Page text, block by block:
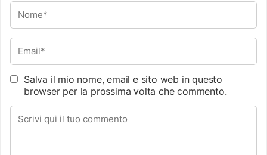
Salva il mio nome, email e sito web in questo
browser per la prossima volta che commento.